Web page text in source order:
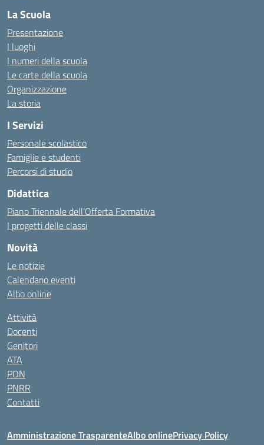
La Scuola
Presentazione
I luoghi
I numeri della scuola
Le carte della scuola
Organizzazione
La storia
I Servizi
Personale scolastico
Famiglie e studenti
Percorsi di studio
Didattica
Piano Triennale dell’Offerta Formativa
I progetti delle classi
Novità
Le notizie
Calendario eventi
Albo online
Attività
Docenti
Genitori
ATA
PON
PNRR
Contatti
Amministrazione TrasparenteAlbo onlinePrivacy Policy